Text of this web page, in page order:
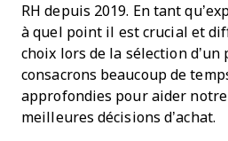
RH depuis 2019. En tant
à quel point il est crucial et
choix lors de la sélection d’un
consacrons beaucoup de
approfondies pour aider
meilleures décisions d’achat.